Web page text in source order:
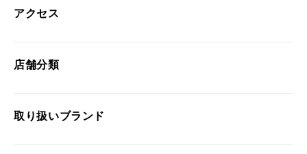
アクセス
店舗分類
取り扱いブランド